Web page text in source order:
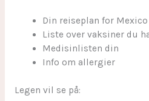
Din reiseplan for Mexico
Liste over vaksiner du
Medisinlisten din
Info om allergier
Legen vil se på: